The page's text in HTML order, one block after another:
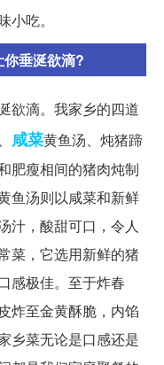
吃。
垂涎欲滴?
欲滴。我家乡的四道
咸菜黄鱼汤、炖猪蹄
肥瘦相间的猪肉炖制
鱼汤则以咸菜和新鲜
汁，酸甜可口，令人
菜，它选用新鲜的猪
感极佳。至于炸春
炸至金黄酥脆，内馅
乡菜无论是口感还是